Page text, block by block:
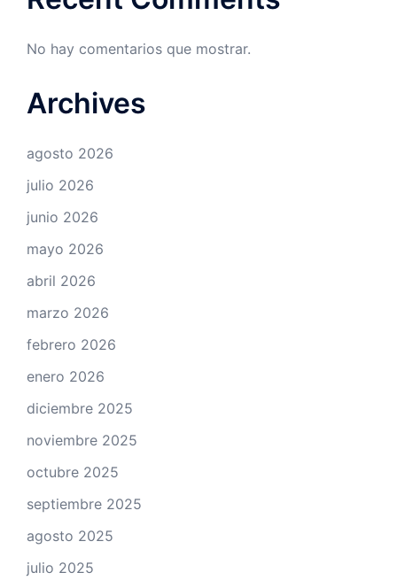
No hay comentarios que mostrar.
Archives
agosto 2026
julio 2026
junio 2026
mayo 2026
abril 2026
marzo 2026
febrero 2026
enero 2026
diciembre 2025
noviembre 2025
octubre 2025
septiembre 2025
agosto 2025
julio 2025